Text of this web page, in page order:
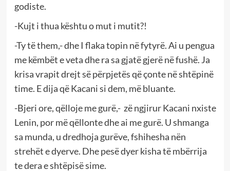
godiste.
-Kujt i thua kështu o mut i mutit?!
-Ty të them,- dhe I flaka topin në fytyrë. Ai u pengua
me këmbët e veta dhe ra sa gjatë gjerë në fushë. Ja
krisa vrapit drejt së përpjetës që çonte në shtëpinë
time. E dija që Kacani si dem, më bluante.
-Bjeri ore, qëlloje me gurë,- zë ngjirur Kacani nxiste
Lenin, por më qëllonte dhe ai me gurë. U shmanga
sa munda, u dredhoja gurëve, fshihesha nën
strehët e dyerve. Dhe pesë dyer kisha të mbërrija
te dera e shtëpisë sime.